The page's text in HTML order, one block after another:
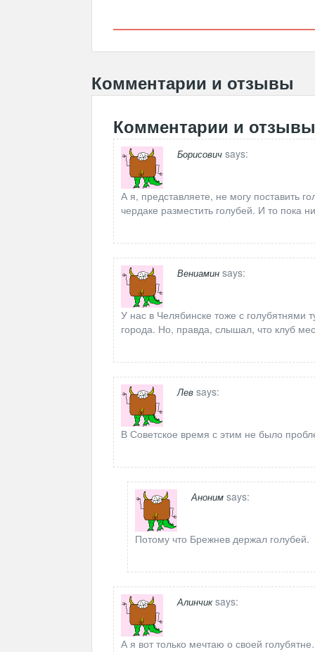
Комментарии и отзывы
Комментарии и отзывы
Борисович says:
А я, представляете, не могу поставить
чердаке разместить голубей. И то пока
Вениамин says:
У нас в Челябинске тоже с голубятнями
города. Но, правда, слышал, что клуб
Лев says:
В Советское время с этим не было
Аноним says:
Потому что Брежнев держал голубей.
Алинчик says:
А я вот только мечтаю о своей